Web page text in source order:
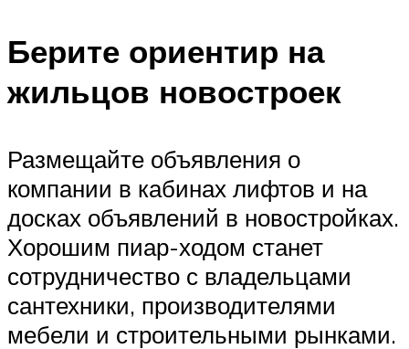
Берите ориентир на
жильцов новостроек
Размещайте объявления о
компании в кабинах лифтов и на
досках объявлений в новостройках.
Хорошим пиар-ходом станет
сотрудничество с владельцами
сантехники, производителями
мебели и строительными рынками.